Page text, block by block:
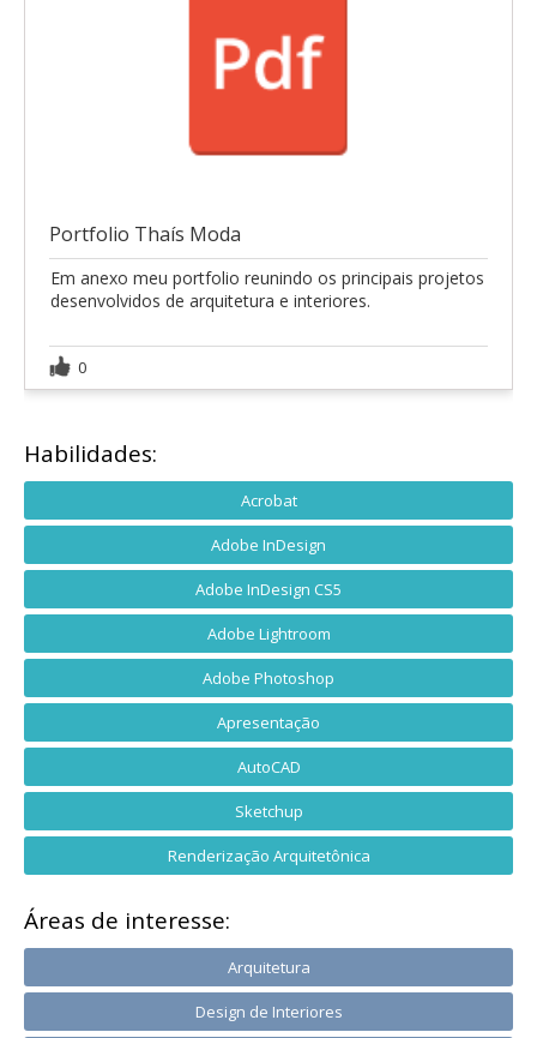
Portfolio Thaís Moda
Em anexo meu portfolio reunindo os principais projetos
desenvolvidos de arquitetura e interiores.
0
Habilidades:
Acrobat
Adobe InDesign
Adobe InDesign CS5
Adobe Lightroom
Adobe Photoshop
Apresentação
AutoCAD
Sketchup
Renderização Arquitetônica
Áreas de interesse:
Arquitetura
Design de Interiores